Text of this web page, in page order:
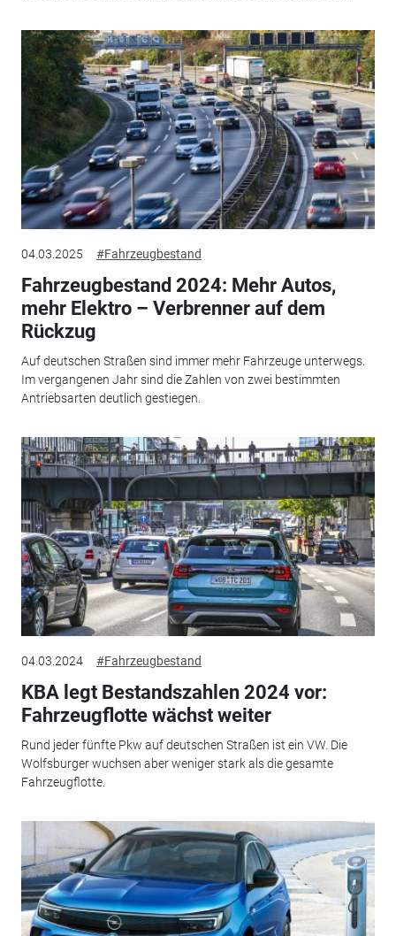
04.03.2025 #Fahrzeugbestand
Fahrzeugbestand 2024: Mehr Autos,
mehr Elektro – Verbrenner auf dem
Rückzug
Auf deutschen Straßen sind immer mehr Fahrzeuge unterwegs.
Im vergangenen Jahr sind die Zahlen von zwei bestimmten
Antriebsarten deutlich gestiegen.
04.03.2024 #Fahrzeugbestand
KBA legt Bestandszahlen 2024 vor:
Fahrzeugflotte wächst weiter
Rund jeder fünfte Pkw auf deutschen Straßen ist ein VW. Die
Wolfsburger wuchsen aber weniger stark als die gesamte
Fahrzeugflotte.